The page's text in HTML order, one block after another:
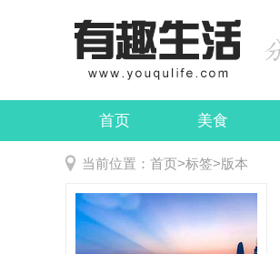
首页 美食
娱乐 民俗
当前位置： 首页>标签>版本